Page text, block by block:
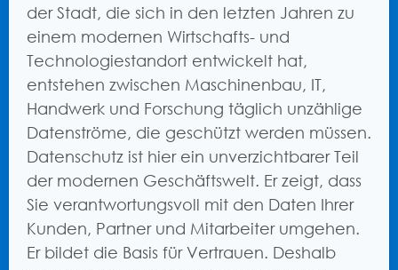
der Stadt, die sich in den letzten Jahren zu
einem modernen Wirtschafts- und
Technologiestandort entwickelt hat,
entstehen zwischen Maschinenbau, IT,
Handwerk und Forschung täglich unzählige
Datenströme, die geschützt werden müssen.
Datenschutz ist hier ein unverzichtbarer Teil
der modernen Geschäftswelt. Er zeigt, dass
Sie verantwortungsvoll mit den Daten Ihrer
Kunden, Partner und Mitarbeiter umgehen.
Er bildet die Basis für Vertrauen. Deshalb